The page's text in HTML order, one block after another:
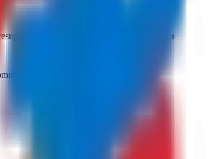
reales de varias agencias es la única